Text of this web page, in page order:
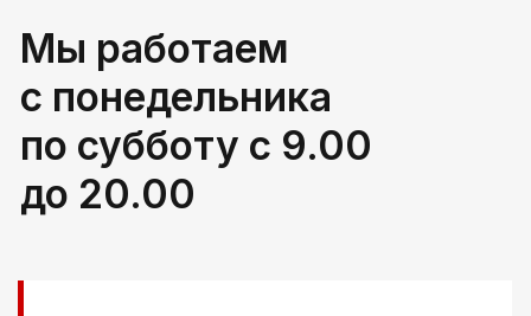
г. Береза, ул Свердлова 165ж